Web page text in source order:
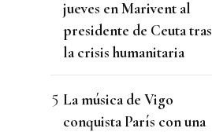
jueves en Marivent al
presidente de Ceuta tras
la crisis humanitaria
La música de Vigo
conquista París con una